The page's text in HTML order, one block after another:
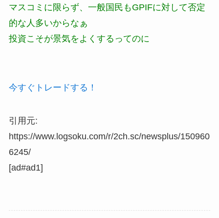
マスコミに限らず、一般国民もGPIFに対して否定
的な人多いからなぁ
投資こそが景気をよくするってのに
今すぐトレードする！
引用元:
https://www.logsoku.com/r/2ch.sc/newsplus/150960
6245/
[ad#ad1]